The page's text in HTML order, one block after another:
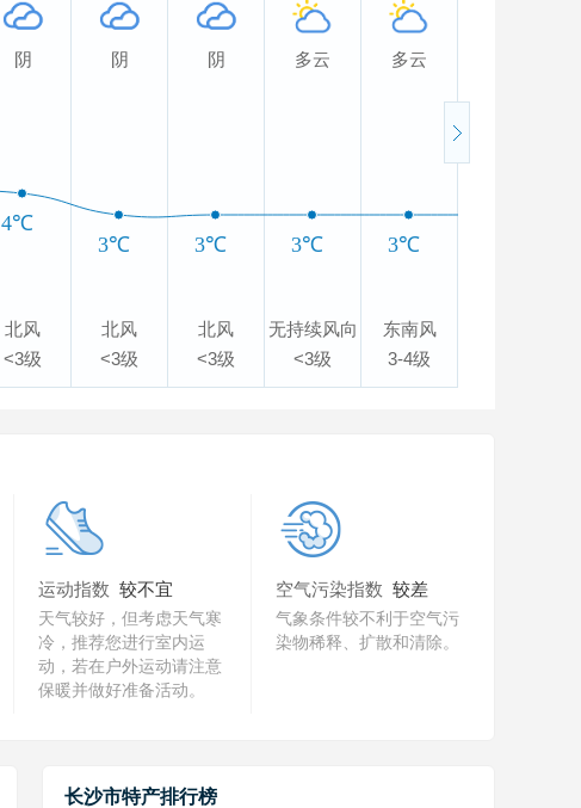
阴
北风
<3级
阴
北风
<3级
阴
北风
<3级
多云
无持续风向
<3级
多云
东南风
3-4级
4℃
3℃
3℃ 3℃ 3℃
运动指数 较不宜
天气较好，但考虑天气寒
冷，推荐您进行室内运
动，若在户外运动请注意
保暖并做好准备活动。
空气污染指数 较差
气象条件较不利于空气污
染物稀释、扩散和清除。
长沙市特产排行榜